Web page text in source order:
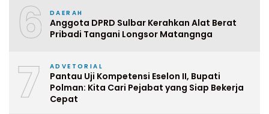
6 DAERAH
Anggota DPRD Sulbar Kerahkan Alat Berat
Pribadi Tangani Longsor Matangnga
7 ADVETORIAL
Pantau Uji Kompetensi Eselon II, Bupati
Polman: Kita Cari Pejabat yang Siap Bekerja
Cepat